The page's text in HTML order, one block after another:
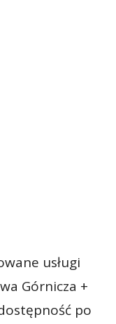
usługi
Górnicza +
po